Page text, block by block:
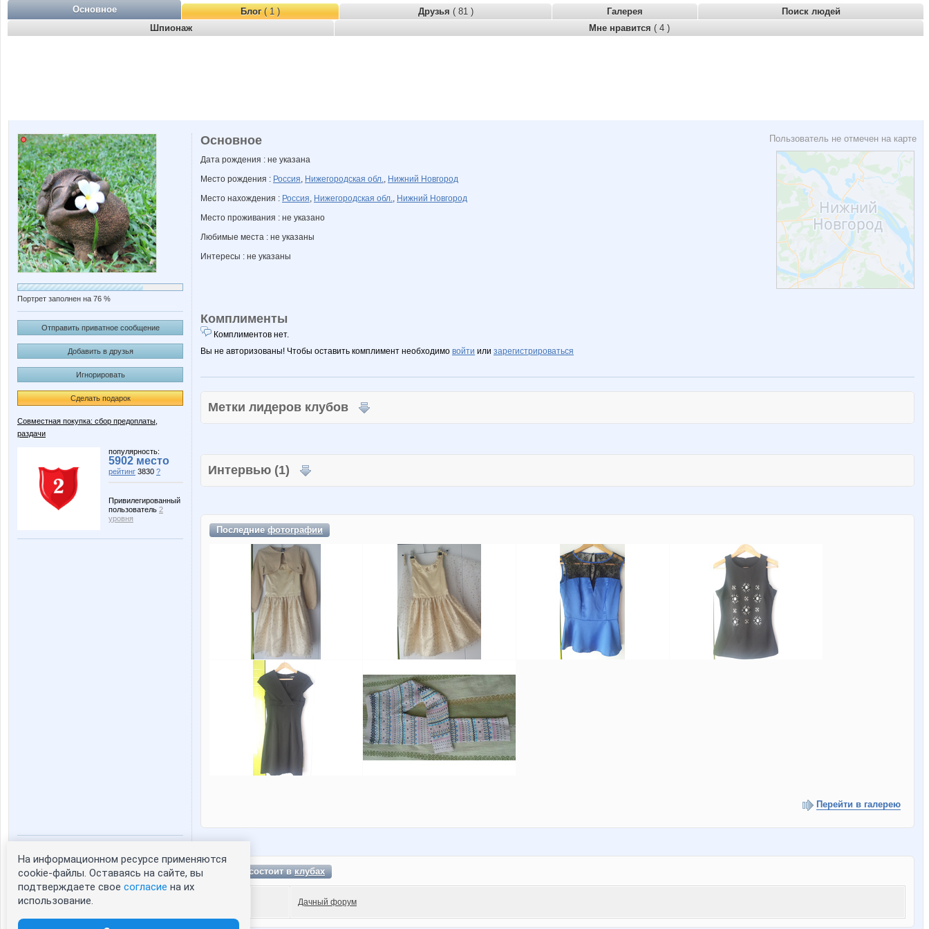
Основное Блог( 1 ) Друзья ( 81 ) Галерея
Поиск людей
Шпионаж
Мне нравится ( 4 )
Портрет заполнен на 76 %
Отправить приватное сообщение
Добавить в друзья
Игнорировать
Сделать подарок
Совместная покупка: сбор предоплаты,
раздачи
популярность:
5902 место
рейтинг 3830 ?
Привилегированный
пользователь 2
уровня
Статистика портрета:
сейчас просматривают портрет - 0
зарегистрированные пользователи
посетившие портрет за 7 дней - 0
Пользователь не отмечен на карте
Основное
Дата рождения : не указана
Место рождения : Россия, Нижегородская обл., Нижний Новгород
Место нахождения : Россия, Нижегородская обл., Нижний Новгород
Место проживания : не указано
Любимые места : не указаны
Интересы : не указаны
Комплименты
Комплиментов нет.
Вы не авторизованы! Чтобы оставить комплимент необходимо войти или зарегистрироваться
Метки лидеров клубов
Интервью (1)
Последниефотографии
Перейти в галерею
Tihony состоит вклубах
Дачный форум
На информационном ресурсе применяются
cookie-файлы. Оставаясь на сайте, вы
подтверждаете свое согласие на их
использование.